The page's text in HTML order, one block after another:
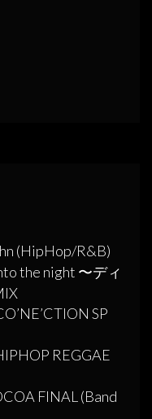
(HipHop/R&B)
the night 〜ディ
SP
REGGAE
FINAL (Band